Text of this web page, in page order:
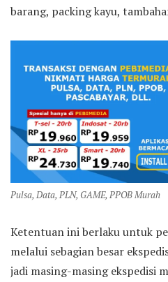
barang, packing kayu,
Pulsa, Data, PLN, GAME, PPOB Murah
Ketentuan ini berlaku untuk
melalui sebagian besar
jadi masing-masing ekspedisi